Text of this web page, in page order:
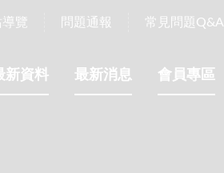
覽 問題通報 常見問題Q&A
新資料 最新消息 會員專區